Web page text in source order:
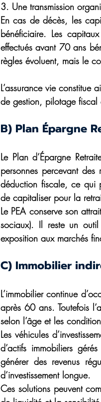
3. Une transmission
En cas de décès, les
bénéficiaire. Les
effectués avant 70 ans
règles évoluent, mais le
L’assurance vie
de gestion, pilotage fiscal
B) Plan Épargne
Le Plan d’Épargne
personnes percevant des
déduction fiscale, ce qui
de capitaliser pour la
Le PEA conserve son
sociaux). Il reste un
exposition aux marchés
C) Immobilier
L’immobilier continue
après 60 ans. Toutefois
selon l’âge et les
Les véhicules
d’actifs immobiliers
générer des revenus
d’investissement longue.
Ces solutions peuvent